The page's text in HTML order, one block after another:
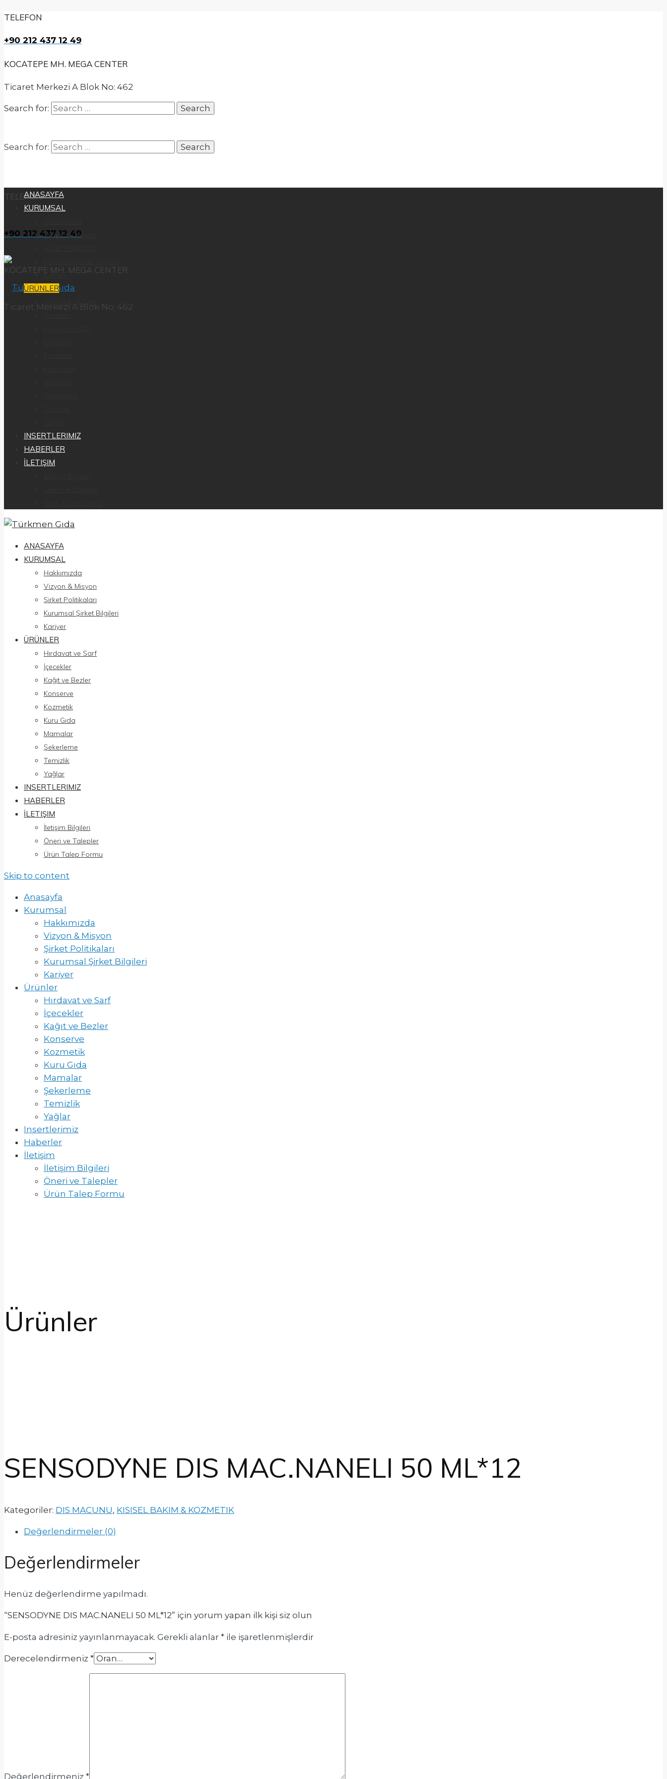
TELEFON
+90 212 437 12 49
KOCATEPE MH. MEGA CENTER
Ticaret Merkezi A Blok No: 462
Search for:
Search for:
TELEFON
+90 212 437 12 49
KOCATEPE MH. MEGA CENTER
Ticaret Merkezi A Blok No: 462
ANASAYFA
KURUMSAL
Vizyon & Misyon
Kariyer
ÜRÜNLER
Hırdavat ve Sarf
INSERTLERIMIZ
HABERLER
İLETIŞIM
ANASAYFA
KURUMSAL
Hakkımızda
Vizyon & Misyon
Şirket Politikaları
Kurumsal Şirket Bilgileri
Kariyer
ÜRÜNLER
Hırdavat ve Sarf
İçecekler
Kağıt ve Bezler
Konserve
Kozmetik
Kuru Gıda
Mamalar
Şekerleme
Temizlik
Yağlar
INSERTLERIMIZ
HABERLER
İLETIŞIM
İletişim Bilgileri
Öneri ve Talepler
Ürün Talep Formu
Skip to content
Anasayfa
Kurumsal
Hakkımızda
Vizyon & Misyon
Şirket Politikaları
Kurumsal Şirket Bilgileri
Kariyer
Ürünler
Hırdavat ve Sarf
İçecekler
Kağıt ve Bezler
Konserve
Kozmetik
Kuru Gıda
Mamalar
Şekerleme
Temizlik
Yağlar
Insertlerimiz
Haberler
İletişim
İletişim Bilgileri
Öneri ve Talepler
Ürün Talep Formu
Ürünler
SENSODYNE DIS MAC.NANELI 50 ML*12
Kategoriler: DIS MACUNU, KISISEL BAKIM & KOZMETIK
Değerlendirmeler (0)
Değerlendirmeler
Henüz değerlendirme yapılmadı.
“SENSODYNE DIS MAC.NANELI 50 ML*12” için yorum yapan ilk kişi siz olun
E-posta adresiniz yayınlanmayacak. Gerekli alanlar * ile işaretlenmişlerdir
Derecelendirmeniz *
Değerlendirmeniz *